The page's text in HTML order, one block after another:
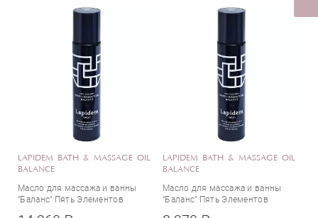
LAPIDEM BATH & MASSAGE OIL
BALANCE
Масло для массажа и ванны
"Баланс" Пять Элементов
LAPIDEM BATH & MASSAGE OIL
BALANCE
Масло для массажа и ванны
"Баланс" Пять Элементов